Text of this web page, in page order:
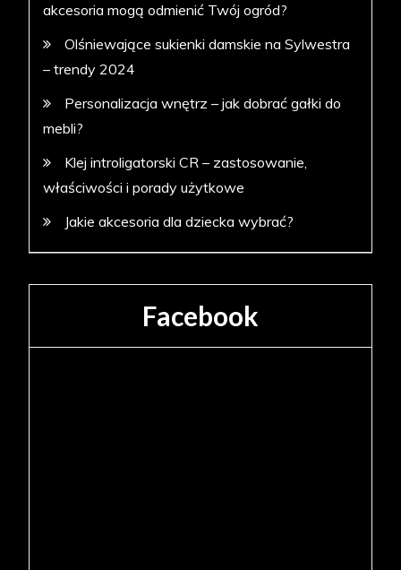
akcesoria mogą odmienić Twój ogród?
Olśniewające sukienki damskie na Sylwestra
– trendy 2024
Personalizacja wnętrz – jak dobrać gałki do
mebli?
Klej introligatorski CR – zastosowanie,
właściwości i porady użytkowe
Jakie akcesoria dla dziecka wybrać?
Facebook